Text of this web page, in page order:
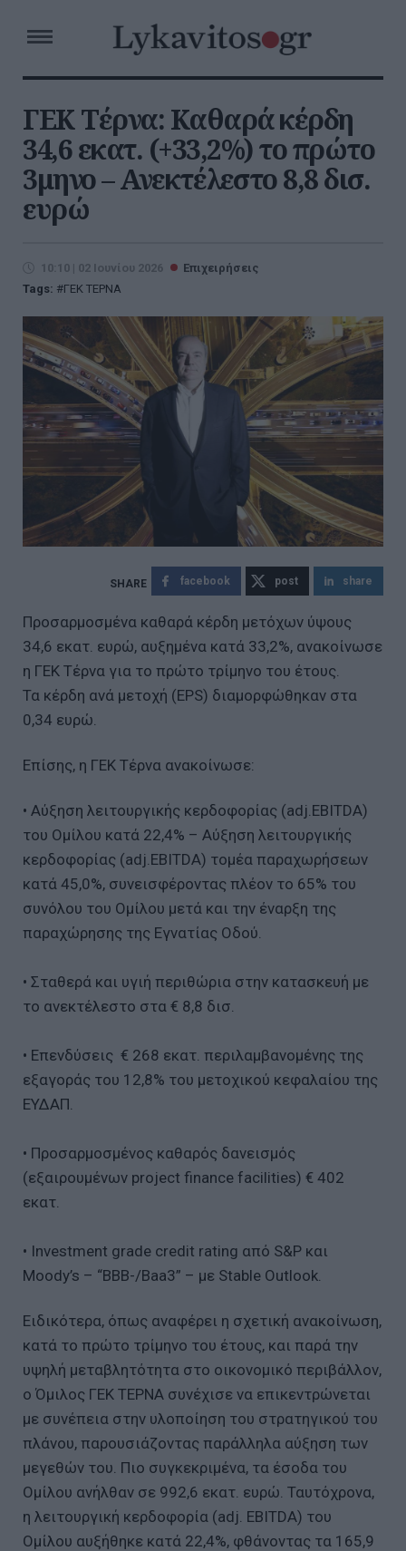
ΓΕΚ Τέρνα: Καθαρά κέρδη
34,6 εκατ. (+33,2%) το πρώτο
3μηνο – Ανεκτέλεστο 8,8 δισ.
ευρώ
10:10 | 02 Ιουνίου 2026
Επιχειρήσεις
Tags:
ΓΕΚ ΤΕΡΝΑ
facebook post share
Προσαρμοσμένα καθαρά κέρδη μετόχων ύψους
34,6 εκατ. ευρώ, αυξημένα κατά 33,2%, ανακοίνωσε
η ΓΕΚ Τέρνα για το πρώτο τρίμηνο του έτους.
Τα κέρδη ανά μετοχή (EPS) διαμορφώθηκαν στα
0,34 ευρώ.
Επίσης, η ΓΕΚ Τέρνα ανακοίνωσε:
• Αύξηση λειτουργικής κερδοφορίας (adj.EBITDA)
του Ομίλου κατά 22,4% – Αύξηση λειτουργικής
κερδοφορίας (adj.EBITDA) τομέα παραχωρήσεων
κατά 45,0%, συνεισφέροντας πλέον το 65% του
συνόλου του Ομίλου μετά και την έναρξη της
παραχώρησης της Εγνατίας Οδού.
• Σταθερά και υγιή περιθώρια στην κατασκευή με
το ανεκτέλεστο στα € 8,8 δισ.
• Επενδύσεις € 268 εκατ. περιλαμβανομένης της
εξαγοράς του 12,8% του μετοχικού κεφαλαίου της
ΕΥΔΑΠ.
• Προσαρμοσμένος καθαρός δανεισμός
(εξαιρουμένων project finance facilities) € 402
εκατ.
• Investment grade credit rating από S&P και
Moody’s – “BBB-/Baa3” – με Stable Outlook.
Ειδικότερα, όπως αναφέρει η σχετική ανακοίνωση,
κατά το πρώτο τρίμηνο του έτους, και παρά την
υψηλή μεταβλητότητα στο οικονομικό περιβάλλον,
ο Όμιλος ΓΕΚ ΤΕΡΝΑ συνέχισε να επικεντρώνεται
με συνέπεια στην υλοποίηση του στρατηγικού του
πλάνου, παρουσιάζοντας παράλληλα αύξηση των
μεγεθών του. Πιο συγκεκριμένα, τα έσοδα του
Ομίλου ανήλθαν σε 992,6 εκατ. ευρώ. Ταυτόχρονα,
η λειτουργική κερδοφορία (adj. EBITDA) του
Ομίλου αυξήθηκε κατά 22,4%, φθάνοντας τα 165,9